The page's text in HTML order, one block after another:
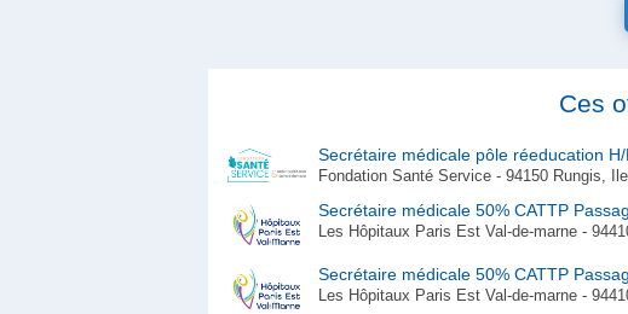
Ces
Secrétaire médicale pôle réeducation
Fondation Santé Service - 94150 Rungis,
Secrétaire médicale 50% CATTP
Les Hôpitaux Paris Est Val-de-marne -
Secrétaire médicale 50% CATTP
Les Hôpitaux Paris Est Val-de-marne -